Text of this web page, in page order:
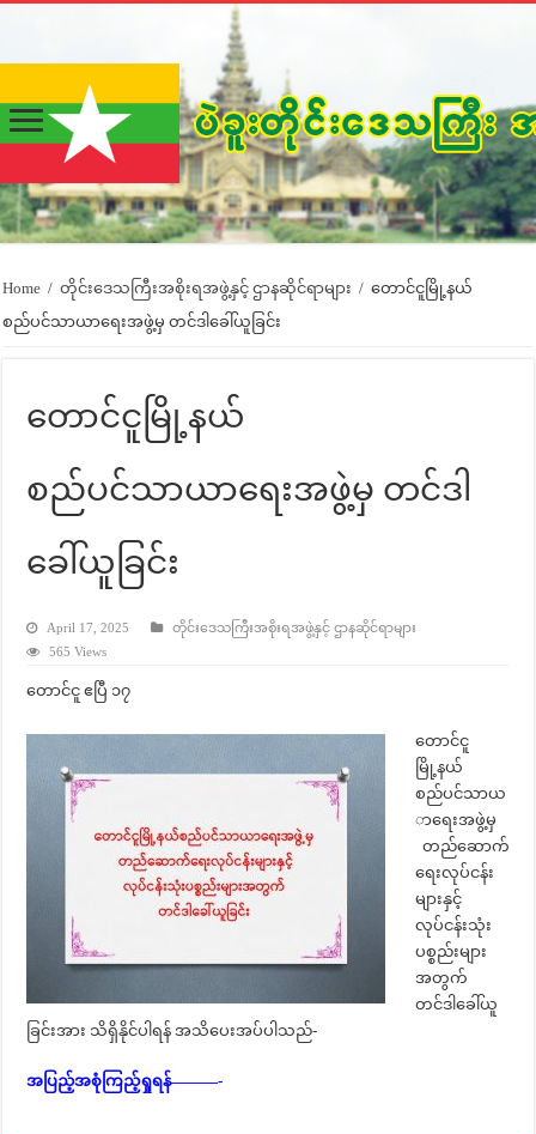
Home / တိုင်းဒေသကြီးအစိုးရအဖွဲ့နှင့် ဌာနဆိုင်ရာများ / တောင်ငူမြို့နယ်
စည်ပင်သာယာရေးအဖွဲ့မှ တင်ဒါခေါ်ယူခြင်း
တောင်ငူမြို့နယ်
စည်ပင်သာယာရေးအဖွဲ့မှ တင်ဒါ
ခေါ်ယူခြင်း
April 17, 2025
တိုင်းဒေသကြီးအစိုးရအဖွဲ့နှင့် ဌာနဆိုင်ရာများ
565 Views
တောင်ငူ ဧပြီ ၁၇
တောင်ငူ
မြို့နယ်
စည်ပင်သာယ
ာရေးအဖွဲ့မှ
တည်ဆောက်
ရေးလုပ်ငန်း
များနှင့်
လုပ်ငန်းသုံး
ပစ္စည်းများ
အတွက်
တင်ဒါခေါ်ယူ
ခြင်းအား သိရှိနိုင်ပါရန် အသိပေးအပ်ပါသည်-
အပြည့်အစုံကြည့်ရှုရန်———-